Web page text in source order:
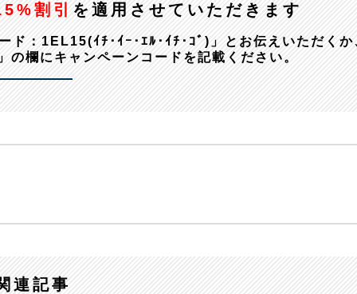
割引 を適用させていただきます
ド：1EL15(ｲﾁ･ｲｰ･ｴﾙ･ｲﾁ･ｺﾞ)」とお伝えいただくか
の欄にキャンペーンコードを記載ください。
連記事